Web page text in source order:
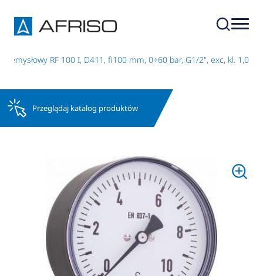
RF 100 I, D411, fi100 mm, 0÷60 bar, G1/2", exc, kl. 1,0
Przeglądaj katalog produktów